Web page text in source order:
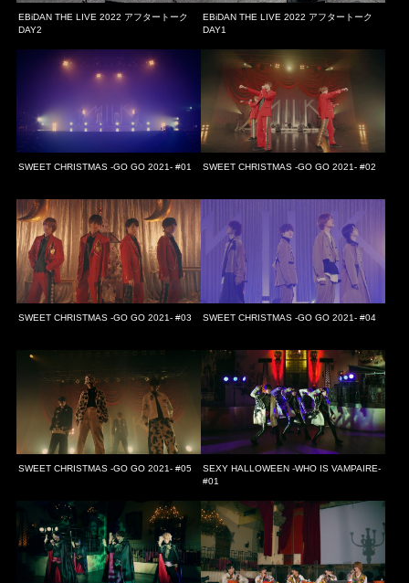
EBiDAN THE LIVE 2022 アフタートーク
DAY2
EBiDAN THE LIVE 2022 アフタートーク
DAY1
SWEET CHRISTMAS -GO GO 2021- #01 SWEET CHRISTMAS -GO GO 2021- #02
SWEET CHRISTMAS -GO GO 2021- #03 SWEET CHRISTMAS -GO GO 2021- #04
SWEET CHRISTMAS -GO GO 2021- #05
SEXY HALLOWEEN -WHO IS VAMPAIRE-
#01